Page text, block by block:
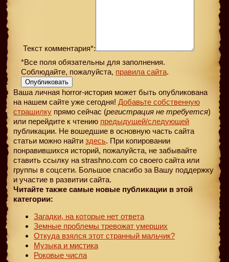
Текст комментария*:
*Все поля обязательны для заполнения.
Соблюдайте, пожалуйста, правила сайта.
Опубликовать
Ваша личная horror-история может быть опубликована
на нашем сайте уже сегодня! Добавьте собственную
страшилку прямо сейчас (регистрация не требуется)
или перейдите к чтению предыдущей/следующей
публикации. Не вошедшие в основную часть сайта
статьи можно найти здесь. При копировании
понравившихся историй, пожалуйста, не забывайте
ставить ссылку на strashno.com со своего сайта или
группы в соцсети. Большое спасибо за Вашу поддержку
и участие в развитии сайта.
Читайте также самые новые публикации в этой
категории:
Загадки, на которые нет ответа
Земные проблемы тревожат умерших
Откуда взялся этот странный мальчик?
Музыка и мистика
Роковые числа